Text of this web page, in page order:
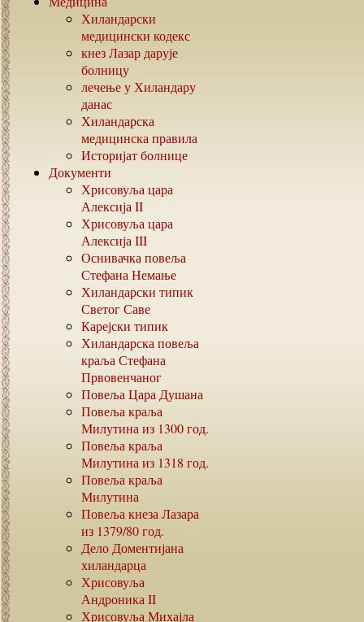
Хиландарски
медицински кодекс
кнез Лазар дарује
болницу
лечење у Хиландару
данас
Хиландарска
медицинска правила
Историјат болнице
Документи
Хрисовуља цара
Алексија II
Хрисовуља цара
Алексија III
Оснивачка повеља
Стефана Немање
Хиландарски типик
Светог Саве
Карејски типик
Хиландарска повеља
краља Стефана
Првовенчаног
Повеља Цара Душана
Повеља краља
Милутина из 1300год.
Повеља краља
Милутина из 1318 год.
Повеља краља
Милутина
Повеља кнеза Лазара
из 1379/80год.
Дело Доментијана
хиландарца
Хрисовуља
Андроника II
Хрисовуља Михајла